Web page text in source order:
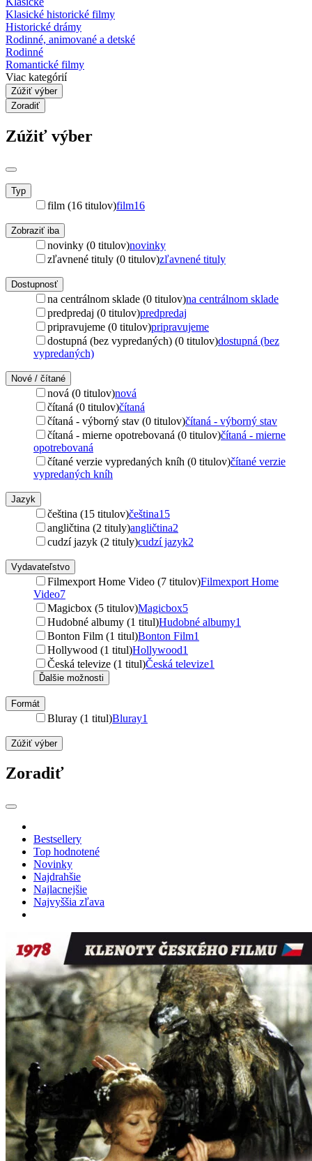
Klasické historické filmy
Historické drámy
Rodinné, animované a detské
Rodinné
Romantické filmy
Viac kategórií
Zúžiť výber
Zoradiť
Zúžiť výber
Typ
film (16 titulov)film16
Zobraziť iba
novinky (0 titulov)novinky
zľavnené tituly (0 titulov)zľavnené tituly
Dostupnosť
na centrálnom sklade (0 titulov)na centrálnom sklade
predpredaj (0 titulov)predpredaj
pripravujeme (0 titulov)pripravujeme
dostupná (bez vypredaných) (0 titulov)dostupná (bez
vypredaných)
Nové / čítané
nová (0 titulov)nová
čítaná (0 titulov)čítaná
čítaná - výborný stav (0 titulov)čítaná - výborný stav
čítaná - mierne opotrebovaná (0 titulov)čítaná - mierne
opotrebovaná
čítané verzie vypredaných kníh (0 titulov)čítané verzie
vypredaných kníh
Jazyk
čeština (15 titulov)čeština15
angličtina (2 tituly)angličtina2
cudzí jazyk (2 tituly)cudzí jazyk2
Vydavateľstvo
Filmexport Home Video (7 titulov)Filmexport Home
Video7
Magicbox (5 titulov)Magicbox5
Hudobné albumy (1 titul)Hudobné albumy1
Bonton Film (1 titul)Bonton Film1
Hollywood (1 titul)Hollywood1
Česká televize (1 titul)Česká televize1
Ďalšie možnosti
Formát
Bluray (1 titul)Bluray1
Zúžiť výber
Zoradiť
Bestsellery
Top hodnotené
Novinky
Najdrahšie
Najlacnejšie
Najvyššia zľava